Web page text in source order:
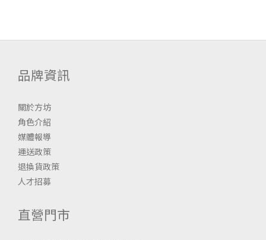
品牌資訊
關於方坊
角色介紹
媒體報導
運送政策
退換貨政策
人才招募
直營門市